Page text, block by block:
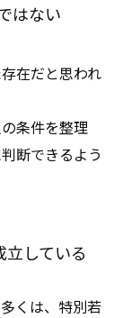
はない
在だと思われ
条件を整理
断できるよう
している
くは、特別若